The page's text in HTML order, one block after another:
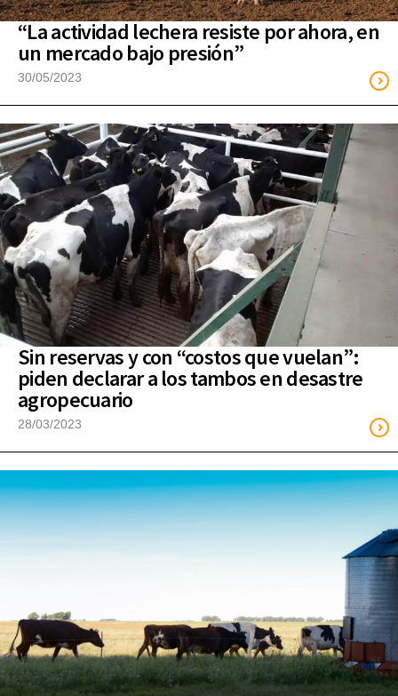
“La actividad lechera resiste por ahora, en
un mercado bajo presión”
30/05/2023
Sin reservas y con “costos que vuelan”:
piden declarar a los tambos en desastre
agropecuario
28/03/2023